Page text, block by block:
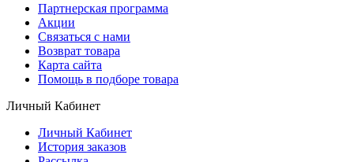
Партнерская программа
Акции
Связаться с нами
Возврат товара
Карта сайта
Помощь в подборе товара
Личный Кабинет
Личный Кабинет
История заказов